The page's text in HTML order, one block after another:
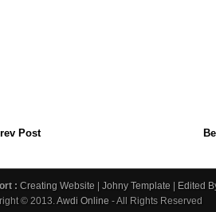
Post
: Creating Website | Johny Template | Edited
© 2013. Awdi Online - All Rights Reserved